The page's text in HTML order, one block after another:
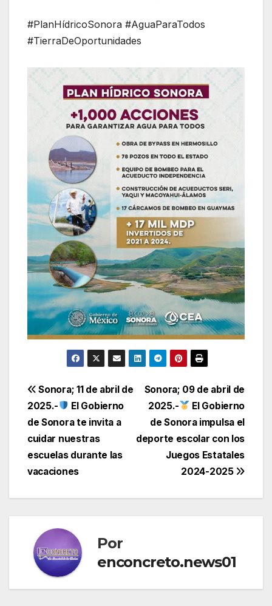
#PlanHídricoSonora #AguaParaTodos
#TierraDeOportunidades
Navegación
de
entradas
Sonora; 09 de abril de
2025.-
El Gobierno
de Sonora impulsa el
deporte escolar con los
Juegos Estatales
2024-2025
Sonora; 11 de abril de
2025.-
El Gobierno
de Sonora te invita a
cuidar nuestras
escuelas durante las
vacaciones
Por
enconcreto.news01